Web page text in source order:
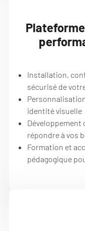
Installation,
sécurisé de
identité visuelle
Développement
répondre à vos
Formation et
pédagogique